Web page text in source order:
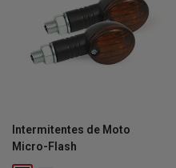
Intermitentes de Moto
Micro-Flash